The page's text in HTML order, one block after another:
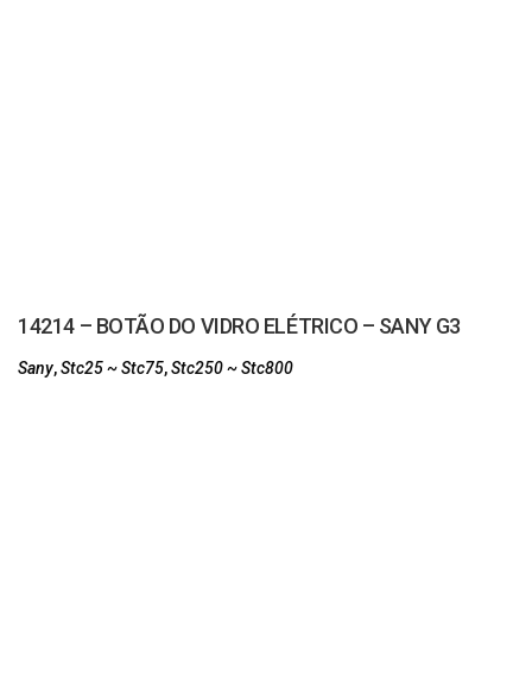
14214 – BOTÃO DO VIDRO ELÉTRICO – SANY G3
Sany,Stc25 ~ Stc75,Stc250 ~ Stc800